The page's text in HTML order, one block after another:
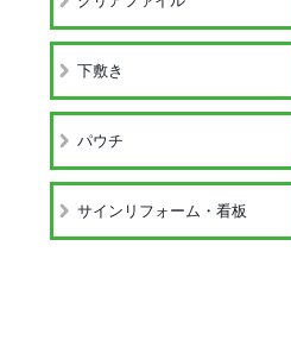
下敷き
パウチ
サインリフォーム・看板